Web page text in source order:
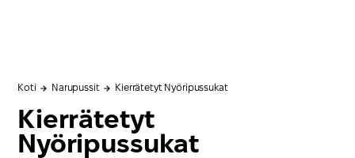
Koti Narupussit Kierrätetyt Nyöripussukat
Kierrätetyt
Nyöripussukat